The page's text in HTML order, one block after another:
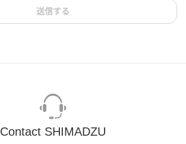
送信する
Contact SHIMADZU